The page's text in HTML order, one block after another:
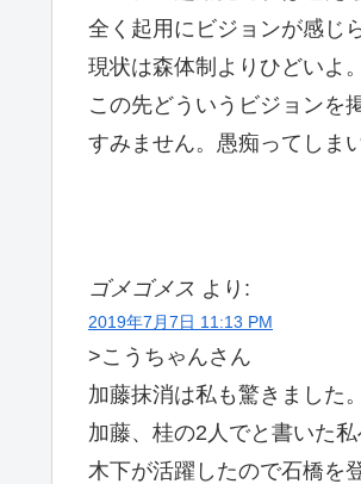
全く起用にビジョンが感じ
現状は森体制よりひどいよ。
この先どういうビジョンを
すみません。愚痴ってしま
ゴメゴメス より:
2019年7月7日 11:13 PM
>こうちゃんさん
加藤抹消は私も驚きました。
加藤、桂の2人でと書いた
木下が活躍したので石橋を